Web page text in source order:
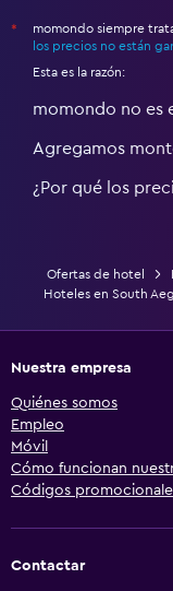
*
momondo siempre
los precios no están
Esta es la razón:
momondo no es
Agregamos
¿Por qué los
Ofertas de hotel
Hoteles en South
Nuestra empresa
Quiénes somos
Empleo
Móvil
Cómo funcionan
Códigos
Contactar